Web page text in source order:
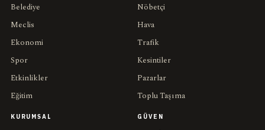
Belediye
Meclis
Ekonomi
Spor
Etkinlikler
Eğitim
Nöbetçi
Hava
Trafik
Kesintiler
Pazarlar
Toplu Taşıma
KURUMSAL GÜVEN